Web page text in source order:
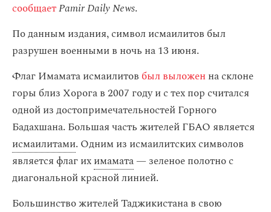
сообщаетPamir Daily News.
По данным издания, символ исмаилитов был
разрушен военными в ночь на 13 июня.
Флаг Имамата исмаилитовбыл выложен на склоне
горы близ Хорога в 2007 году и с тех пор считался
одной из достопримечательностей Горного
Бадахшана. Большая часть жителей ГБАО является
исмаилитами. Одним из исмаилитских символов
является флаг ихимамата— зеленое полотно с
диагональной красной линией.
Большинство жителей Таджикистана в свою